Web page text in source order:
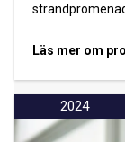
Läs mer om
2024